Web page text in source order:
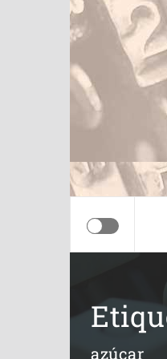
azúcar